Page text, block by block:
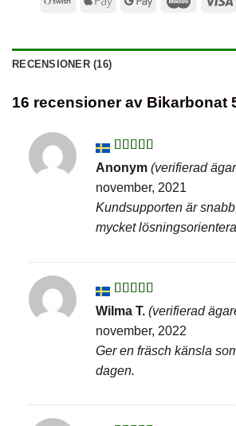
RECENSIONER (16)
16 recensioner av Bikarbonat
Betygsatt5
av 5
Anonym (verifierad
november, 2021
Kundsupporten är
mycket
Betygsatt
4av 5
Wilma T. (verifierad
november, 2022
Ger en fräsch känsla
dagen.